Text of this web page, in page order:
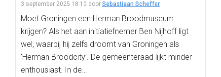
3 september 2025 18:10 door Sebastiaan Scheffer
Moet Groningen een Herman Broodmuseum
krijgen? Als het aan initiatiefnemer Ben Nijhoff ligt
wel, waarbij hij zelfs droomt van Groningen als
‘Herman Broodcity’. De gemeenteraad lijkt minder
enthousiast. In de…